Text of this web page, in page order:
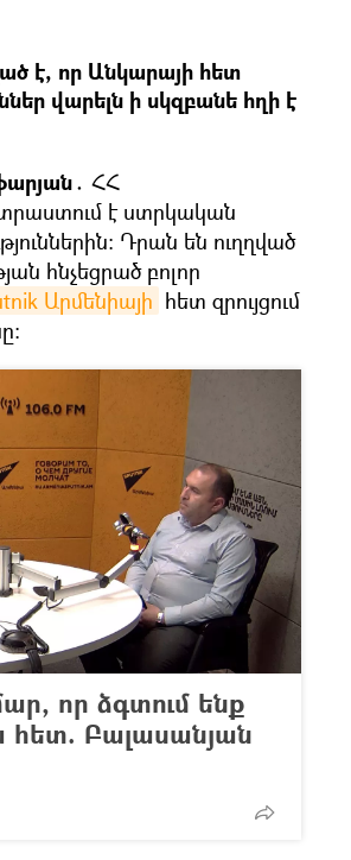
է, որ Անկարայի հետ
վարելն ի սկզբանե հղի է
ՀՀ
է ստրկական
Դրան են ուղղված
հնչեցրած բոլոր
Արմենիայի հետ զրույցում
որ ձգտում ենք
հետ. Բալասանյան